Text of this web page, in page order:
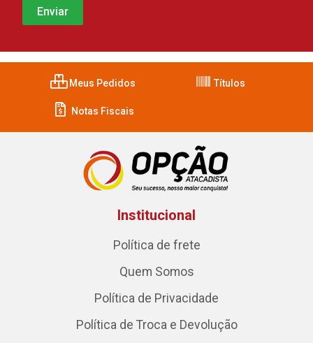
Meus Pedidos Títulos
Notas Fiscais
Institucional
Política de frete
Quem Somos
Política de Privacidade
Política de Troca e Devolução